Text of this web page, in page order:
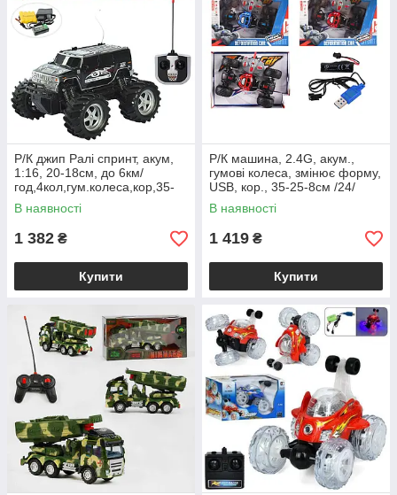
Р/К джип Ралі спринт, акум,
1:16, 20-18см, до 6км/
год,4кол,гум.колеса,кор,35-
20-18см /12/
В наявності
1 382 ₴
Купити
Р/К машина, 2.4G, акум.,
гумові колеса, змінює форму,
USB, кор., 35-25-8см /24/
В наявності
1 419 ₴
Купити